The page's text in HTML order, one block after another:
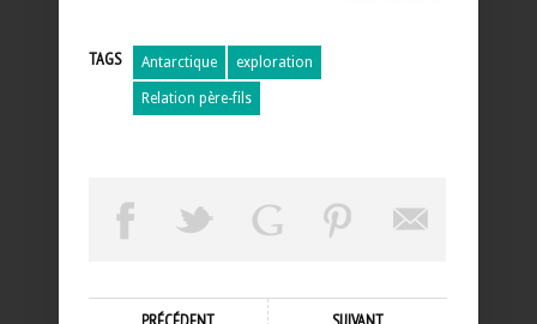
TAGS Antarctique exploration
Relation père-fils